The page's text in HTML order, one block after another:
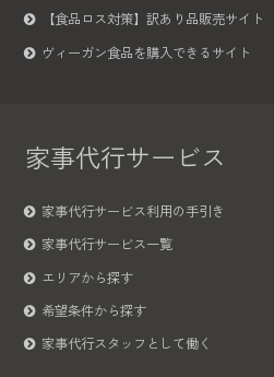
【食品ロス対策】訳あり品販売サイト
ヴィーガン食品を購入できるサイト
家事代行サービス
家事代行サービス利用の手引き
家事代行サービス一覧
エリアから探す
希望条件から探す
家事代行スタッフとして働く